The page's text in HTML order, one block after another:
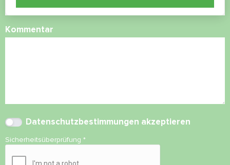
Kommentar
Datenschutzbestimmungen akzeptieren
Sicherheitsüberprüfung *